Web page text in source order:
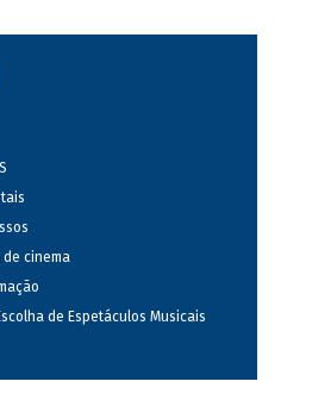
de cinema
de Espetáculos Musicais